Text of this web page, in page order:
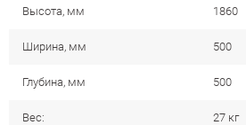
Высота, мм 1860
Ширина, мм 500
Глубина, мм 500
Вес: 27 кг